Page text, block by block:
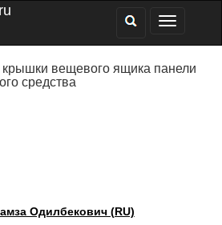
вещевого ящика панели
средства
Одилбекович (RU)